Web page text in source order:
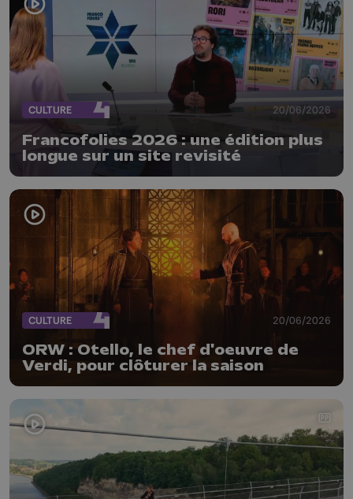
CULTURE 20/06/2026
Francofolies 2026 : une édition plus
longue sur un site revisité
CULTURE 20/06/2026
ORW : Otello, le chef d'oeuvre de
Verdi, pour clôturer la saison